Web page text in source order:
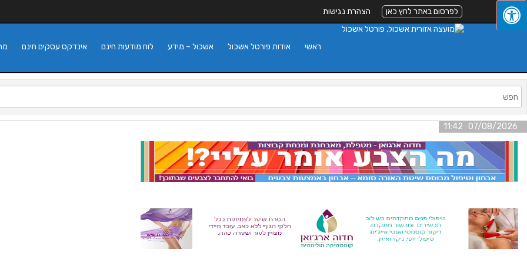
לפרסום באתר לחץ כאן הצהרת נגישות
אינדקס עסקים חינם לוח מודעות חינם אשכול – מידע אודות פורטל אשכול ראשי
07/08/2026 11:42